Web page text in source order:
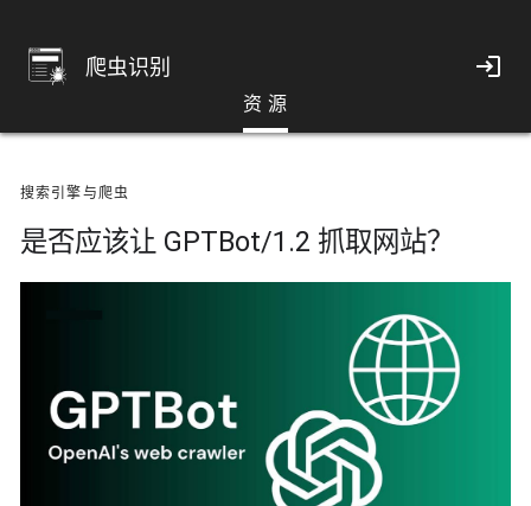
爬虫识别
资 源
搜索引擎与爬虫
是否应该让 GPTBot/1.2 抓取网站？